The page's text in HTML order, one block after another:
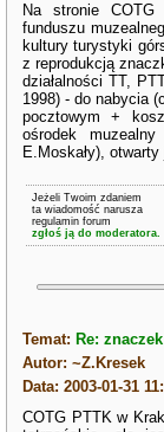
Na stronie
funduszu
kultury turystyki
z reprodukcją
działalności TT,
1998) - do nabycia
pocztowym +
ośrodek
E.Moskały),
Jeżeli Twoim zdaniem
ta wiadomość narusza
regulamin forum
zgłoś ją do moderatora.
Temat: Re: znaczek
Autor: ~Z.Kresek
Data: 2003-01-31
COTG PTTK w